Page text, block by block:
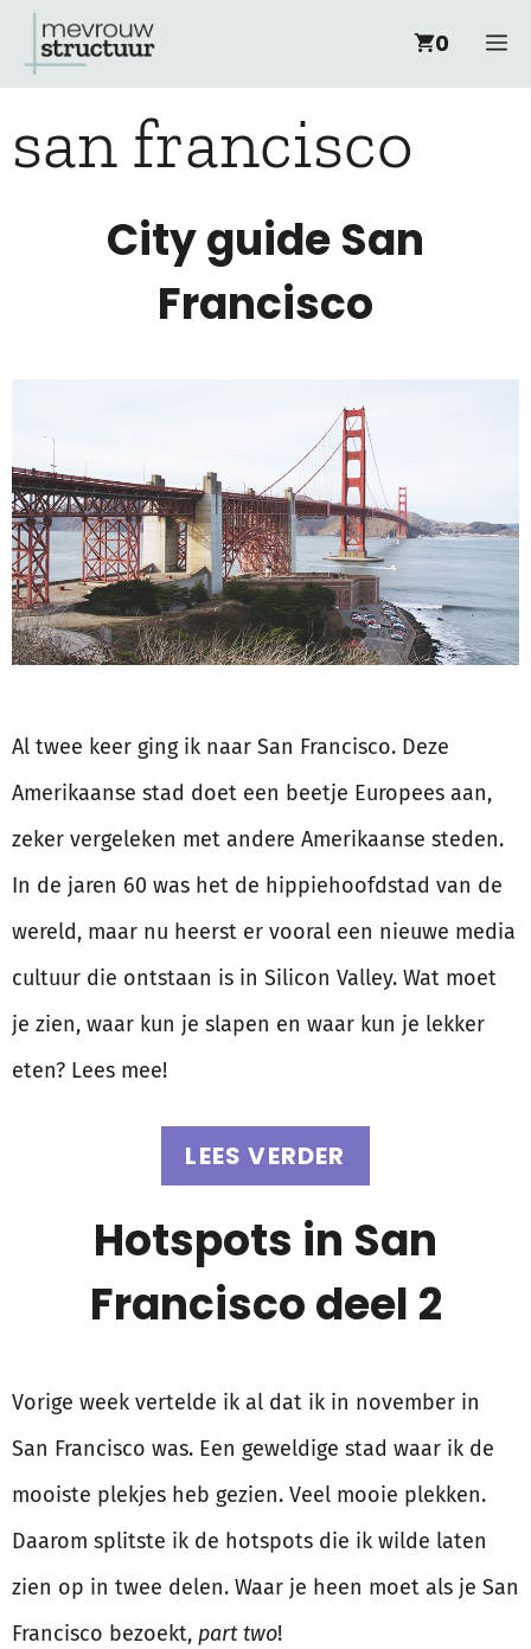
naar
inhoud
0
san francisco
City guide San
Francisco
Al twee keer ging ik naar San Francisco. Deze
Amerikaanse stad doet een beetje Europees aan,
zeker vergeleken met andere Amerikaanse steden.
In de jaren 60 was het de hippiehoofdstad van de
wereld, maar nu heerst er vooral een nieuwe media
cultuur die ontstaan is in Silicon Valley. Wat moet
je zien, waar kun je slapen en waar kun je lekker
eten? Lees mee!
LEES VERDER
Hotspots in San
Francisco deel 2
Vorige week vertelde ik al dat ik in november in
San Francisco was. Een geweldige stad waar ik de
mooiste plekjes heb gezien. Veel mooie plekken.
Daarom splitste ik de hotspots die ik wilde laten
zien op in twee delen. Waar je heen moet als je San
Francisco bezoekt, part two!